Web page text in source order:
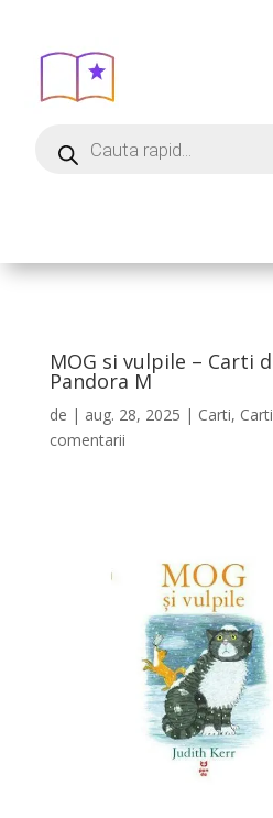
MOG si vulpile – Carti
Pandora M
de | aug. 28, 2025 | Carti,
comentarii